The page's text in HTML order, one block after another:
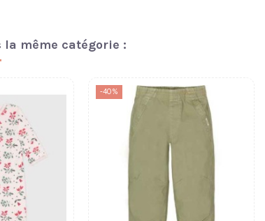
même catégorie :
-40%